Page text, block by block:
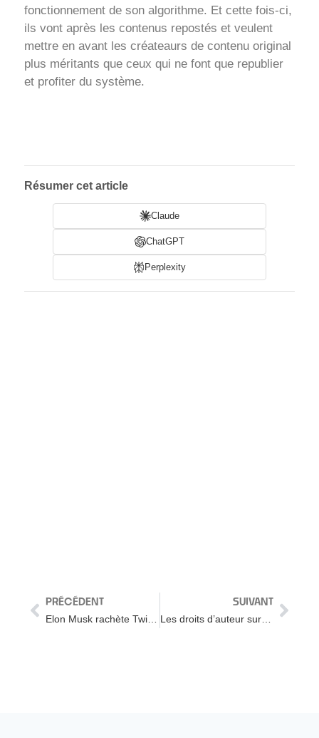
fonctionnement de son algorithme. Et cette fois-ci,
ils vont après les contenus repostés et veulent
mettre en avant les créateaurs de contenu original
plus méritants que ceux qui ne font que republier
et profiter du système.
Résumer cet article
Claude
ChatGPT
Perplexity
PRÉCÉDENT SUIVANT
Les droits d’auteur sur YouTube : ça ne marche pas comme vous le pensez !